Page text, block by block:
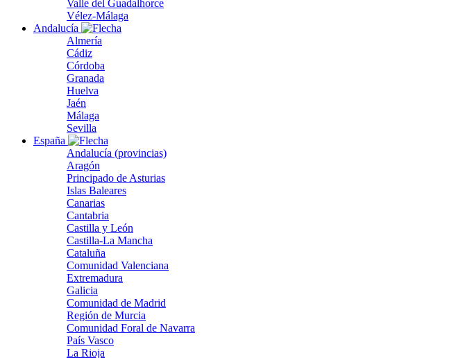
Valle del Guadalhorce
Vélez-Málaga
Andalucía
Almería
Cádiz
Córdoba
Granada
Huelva
Jaén
Málaga
Sevilla
España
Andalucía (provincias)
Aragón
Principado de Asturias
Islas Baleares
Canarias
Cantabria
Castilla y León
Castilla-La Mancha
Cataluña
Comunidad Valenciana
Extremadura
Galicia
Comunidad de Madrid
Región de Murcia
Comunidad Foral de Navarra
País Vasco
La Rioja